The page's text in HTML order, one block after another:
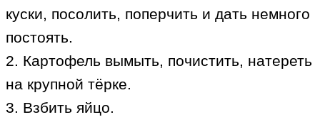
куски, посолить, поперчить и дать немного
постоять.
2. Картофель вымыть, почистить, натереть
на крупной тёрке.
3. Взбить яйцо.